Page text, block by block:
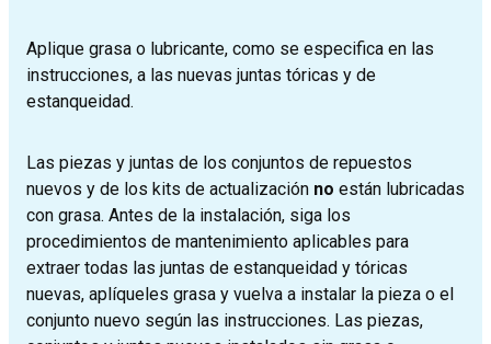
Aplique grasa o lubricante, como se especifica en las
instrucciones, a las nuevas juntas tóricas y de
estanqueidad.
Las piezas y juntas de los conjuntos de repuestos
nuevos y de los kits de actualización no están lubricadas
con grasa. Antes de la instalación, siga los
procedimientos de mantenimiento aplicables para
extraer todas las juntas de estanqueidad y tóricas
nuevas, aplíqueles grasa y vuelva a instalar la pieza o el
conjunto nuevo según las instrucciones. Las piezas,